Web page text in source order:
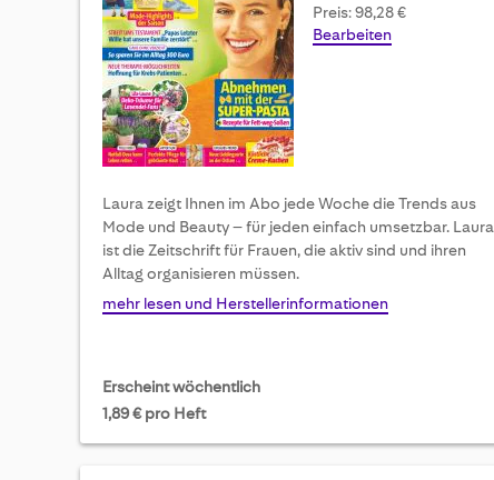
Preis: 98,28 €
Bearbeiten
Laura zeigt Ihnen im Abo jede Woche die Trends aus
Mode und Beauty – für jeden einfach umsetzbar. Laura
ist die Zeitschrift für Frauen, die aktiv sind und ihren
Alltag organisieren müssen.
mehr lesen und Herstellerinformationen
Erscheint wöchentlich
1,89 € pro Heft